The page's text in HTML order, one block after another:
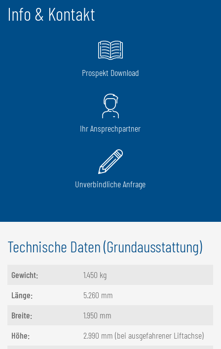
Info & Kontakt
Prospekt Download
Ihr Ansprechpartner
Unverbindliche Anfrage
Technische Daten (Grundausstattung)
Gewicht:
1.450 kg
Länge:
5.260 mm
Breite:
1.950 mm
Höhe:
2.990 mm (bei ausgefahrener Liftachse)